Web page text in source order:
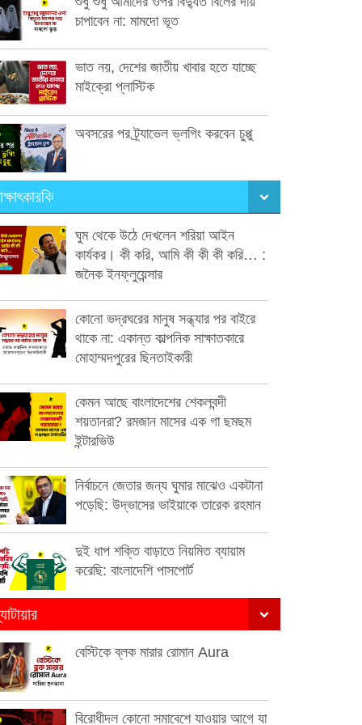
চাপাবেন না: মামদো ভূত
ভাত নয়, দেশের জাতীয় খাবার হতে যাচ্ছে
মাইক্রো প্লাস্টিক
অবসরের পর ট্র্যাভেল ভ্লগিং করবেন চুপ্পু
ঘুম থেকে উঠে দেখলেন শরিয়া আইন
কার্যকর। কী করি, আমি কী কী কী করি… :
জনৈক ইনফ্লুয়েন্সার
কোনো ভদ্রঘরের মানুষ সন্ধ্যার পর বাইরে
থাকে না: একান্ত কাল্পনিক সাক্ষাতকারে
মোহাম্মদপুরের ছিনতাইকারী
কেমন আছে বাংলাদেশের শেকলবন্দী
শয়তানরা? রমজান মাসের এক গা ছমছম
ইন্টারভিউ
নির্বাচনে জেতার জন্য ঘুমার মাঝেও একটানা
পড়েছি: উদ্ভাসের ভাইয়াকে তারেক রহমান
দুই ধাপ শক্তি বাড়াতে নিয়মিত ব্যায়াম
করেছি: বাংলাদেশি পাসপোর্ট
বেস্টিকে ব্লক মারার রোমান Aura
বিরোধীদল কোনো সমাবেশে যাওয়ার আগে যা